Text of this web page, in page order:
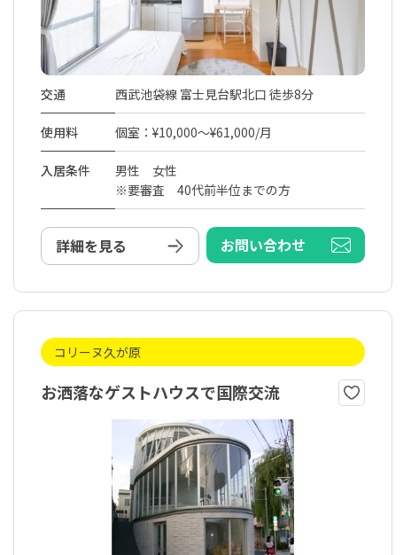
交通 西武池袋線 富士見台駅北口 徒歩8分
使用料 個室：¥10,000～¥61,000/月
入居条件
男性 女性
※要審査 40代前半位までの方
詳細を見る お問い合わせ
コリーヌ久が原
お洒落なゲストハウスで国際交流